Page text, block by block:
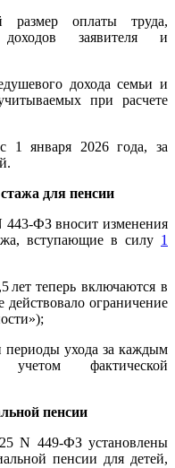
размер оплаты труда,
заявителя и
дохода семьи и
при расчете
1 января 2026 года, за
для пенсии
443-ФЗ вносит изменения
вступающие в силу 1
лет теперь включаются в
действовало ограничение
периоды ухода за каждым
фактической
пенсии
N 449-ФЗ установлены
пенсии для детей,